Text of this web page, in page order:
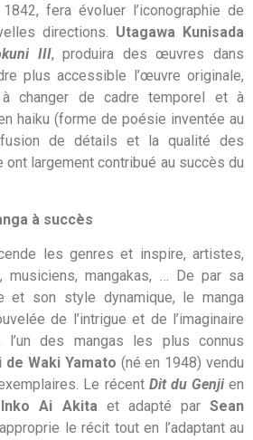
fera évoluer l’iconographie de
directions. Utagawa Kunisada
III, produira des œuvres dans
plus accessible l’œuvre originale,
à changer de cadre temporel et à
haiku (forme de poésie inventée au
de détails et la qualité des
ont largement contribué au succès du
à succès
les genres et inspire, artistes,
musiciens, mangakas, … De par sa
et son style dynamique, le manga
de l’intrigue et de l’imaginaire
des mangas les plus connus
de Waki Yamato (né en 1948) vendu
Le récent Dit du Genjien
Inko Ai Akitaet adapté parSean
le récit tout en l’adaptant au